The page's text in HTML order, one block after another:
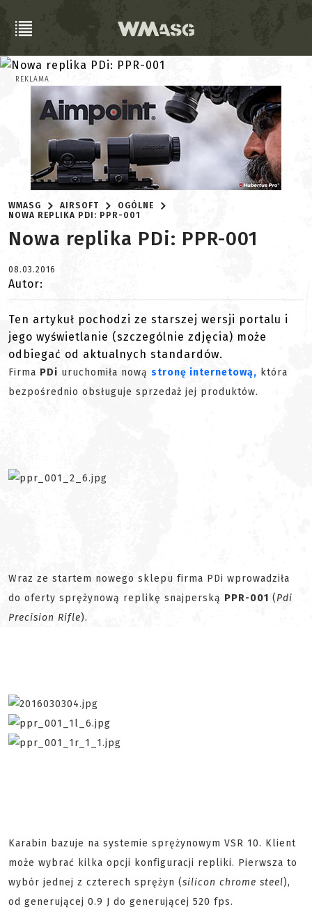
REKLAMA
WMASG AIRSOFT
OGÓLNE
NOWA REPLIKA PDI: PPR-001
Nowa replika PDi: PPR-001
08.03.2016
Autor:
Ten artykuł pochodzi ze starszej wersji portalu i
jego wyświetlanie (szczególnie zdjęcia) może
odbiegać od aktualnych standardów.
Firma PDi uruchomiła nową stronę internetową, która
bezpośrednio obsługuje sprzedaż jej produktów.
Wraz ze startem nowego sklepu firma PDi wprowadziła
do oferty sprężynową replikę snajperską PPR-001 (Pdi
Precision Rifle).
Karabin bazuje na systemie sprężynowym VSR 10. Klient
może wybrać kilka opcji konfiguracji repliki. Pierwsza to
wybór jednej z czterech sprężyn (silicon chrome steel),
od generującej 0.9 J do generującej 520 fps.